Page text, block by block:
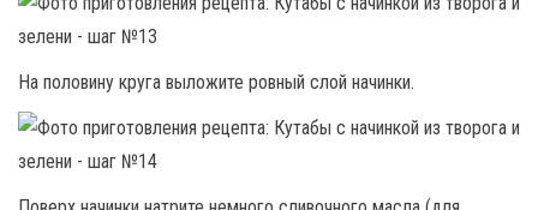
На половину круга выложите ровный слой начинки.